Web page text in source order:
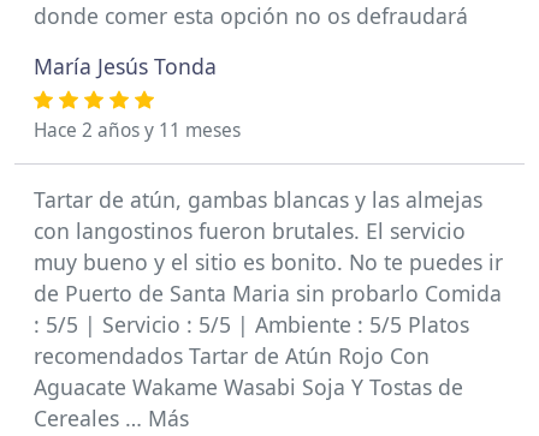
donde comer esta opción no os defraudará
María Jesús Tonda
Hace 2 años y 11 meses
Tartar de atún, gambas blancas y las almejas
con langostinos fueron brutales. El servicio
muy bueno y el sitio es bonito. No te puedes ir
de Puerto de Santa Maria sin probarlo Comida
: 5/5 | Servicio : 5/5 | Ambiente : 5/5 Platos
recomendados Tartar de Atún Rojo Con
Aguacate Wakame Wasabi Soja Y Tostas de
Cereales … Más